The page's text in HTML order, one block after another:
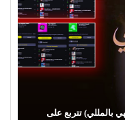
بالمللي) تتربع على